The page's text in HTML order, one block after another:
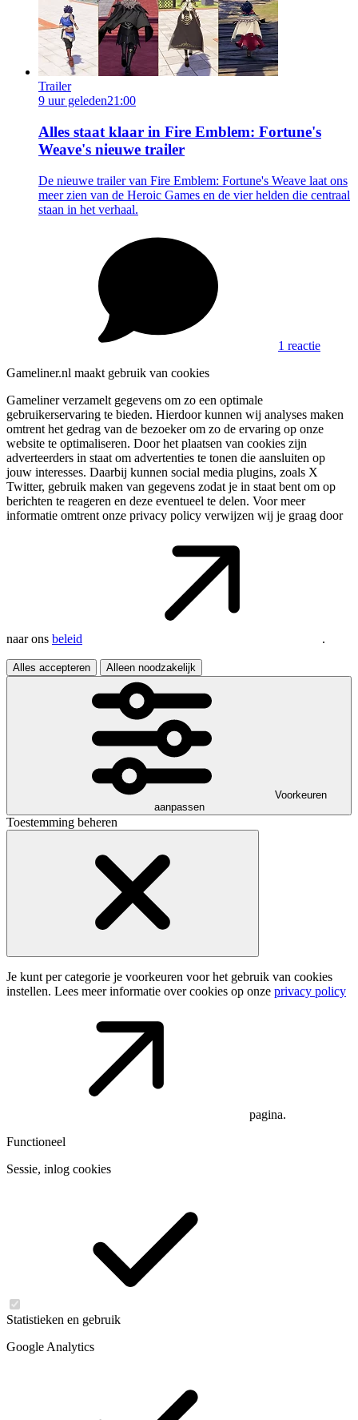
Trailer
9 uur geleden21:00
Alles staat klaar in Fire Emblem: Fortune's
Weave's nieuwe trailer
De nieuwe trailer van Fire Emblem: Fortune's Weave laat ons
meer zien van de Heroic Games en de vier helden die centraal
staan in het verhaal.
1 reactie
Gameliner.nl maakt gebruik van cookies
Gameliner verzamelt gegevens om zo een optimale
gebruikerservaring te bieden. Hierdoor kunnen wij analyses maken
omtrent het gedrag van de bezoeker om zo de ervaring op onze
website te optimaliseren. Door het plaatsen van cookies zijn
adverteerders in staat om advertenties te tonen die aansluiten op
jouw interesses. Daarbij kunnen social media plugins, zoals X
Twitter, gebruik maken van gegevens zodat je in staat bent om op
berichten te reageren en deze eventueel te delen. Voor meer
informatie omtrent onze privacy policy verwijzen wij je graag door
naar ons beleid .
Alles accepteren Alleen noodzakelijk
Voorkeuren
aanpassen
Toestemming beheren
Je kunt per categorie je voorkeuren voor het gebruik van cookies
instellen. Lees meer informatie over cookies op onze privacy policy
pagina.
Functioneel
Sessie, inlog cookies
Statistieken en gebruik
Google Analytics